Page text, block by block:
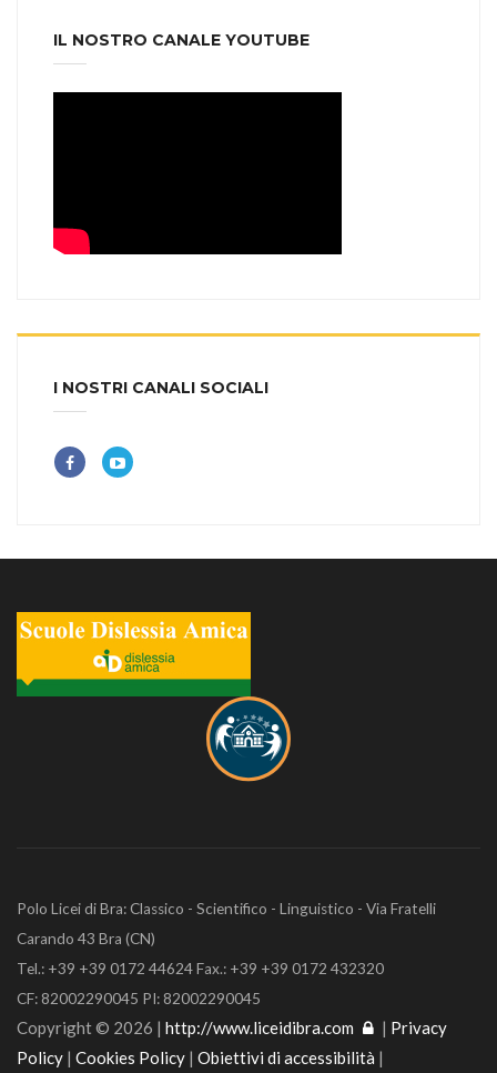
IL NOSTRO CANALE YOUTUBE
I NOSTRI CANALI SOCIALI
Polo Licei di Bra: Classico - Scientifico - Linguistico - Via Fratelli
Carando 43 Bra (CN)
Tel.: +39 +39 0172 44624 Fax.: +39 +39 0172 432320
CF: 82002290045 PI: 82002290045
Copyright © 2026 | http://www.liceidibra.com | Privacy
Policy | Cookies Policy | Obiettivi di accessibilità |